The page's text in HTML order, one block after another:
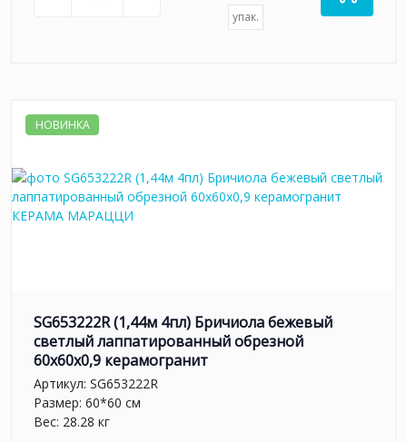
упак.
НОВИНКА
SG653222R (1,44м 4пл) Бричиола бежевый
светлый лаппатированный обрезной
60x60x0,9 керамогранит
Артикул: SG653222R
Размер: 60*60 см
Вес: 28.28 кг